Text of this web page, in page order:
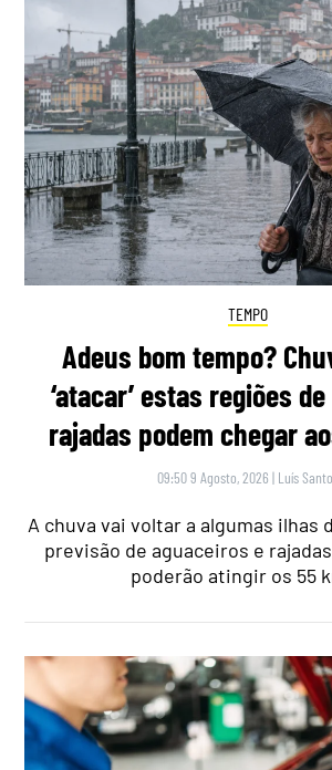
TEMPO
Adeus bom tempo?
‘atacar’ estas regiões
rajadas podem chegar
09:50 9 Agosto, 2026 | Luís
A chuva vai voltar a algumas ilhas
previsão de aguaceiros e
poderão atingir os 55